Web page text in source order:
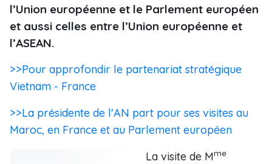
l’Union européenne et le Parlement européen
et aussi celles entre l’Union européenne et
l’ASEAN.
>>Pour approfondir le partenariat stratégique
Vietnam - France
>>La présidente de l'AN part pour ses visites au
Maroc, en France et au Parlement européen
La visite de Mme